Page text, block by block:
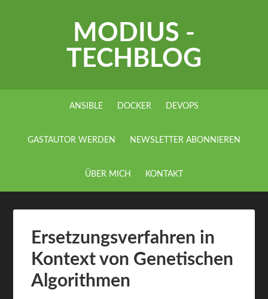
MODIUS -
TECHBLOG
ANSIBLE DOCKER DEVOPS
GASTAUTOR WERDEN NEWSLETTER ABONNIEREN
ÜBER MICH KONTAKT
Ersetzungsverfahren in
Kontext von Genetischen
Algorithmen